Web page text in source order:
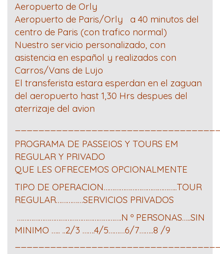
Aeropuerto de Orly
Aeropuerto de Paris/Orly a 40 minutos del
centro de Paris (con trafico normal)
Nuestro servicio personalizado, con
asistencia en español y realizados con
Carros/Vans de Lujo
El transferista estara esperdan en el zaguan
del aeropuerto hast 1,30 Hrs despues del
aterrizaje del avion
PROGRAMA DE PASSEIOS Y TOURS EM
REGULAR Y PRIVADO
QUE LES OFRECEMOS OPCIONALMENTE
TIPO DE OPERACION…………………………………..TOUR
REGULAR……………SERVICIOS PRIVADOS
………………………………………………….N º PERSONAS…..SIN
MINIMO ….. ..2/3 …….4/5………6/7……..8 /9